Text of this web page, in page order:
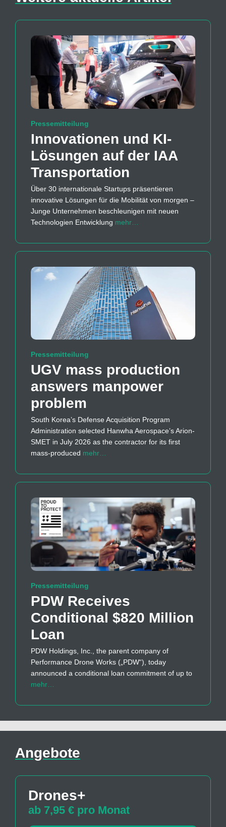
Pressemitteilung
Innovationen und KI-
Lösungen auf der IAA
Transportation
Über 30 internationale Startups präsentieren
innovative Lösungen für die Mobilität von morgen –
Junge Unternehmen beschleunigen mit neuen
Technologien Entwicklung mehr…
Pressemitteilung
UGV mass production
answers manpower
problem
South Korea’s Defense Acquisition Program
Administration selected Hanwha Aerospace’s Arion-
SMET in July 2026 as the contractor for its first
mass-produced mehr…
Pressemitteilung
PDW Receives
Conditional $820 Million
Loan
PDW Holdings, Inc., the parent company of
Performance Drone Works („PDW“), today
announced a conditional loan commitment of up to
mehr…
Angebote
Drones+
ab 7,95 € pro Monat